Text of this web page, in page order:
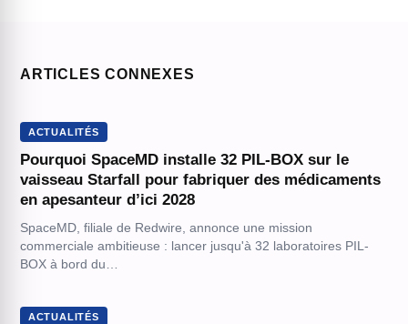
ARTICLES CONNEXES
ACTUALITÉS
Pourquoi SpaceMD installe 32 PIL-BOX sur le
vaisseau Starfall pour fabriquer des médicaments
en apesanteur d’ici 2028
SpaceMD, filiale de Redwire, annonce une mission
commerciale ambitieuse : lancer jusqu'à 32 laboratoires PIL-
BOX à bord du…
ACTUALITÉS